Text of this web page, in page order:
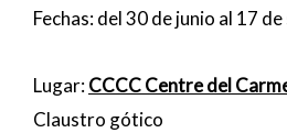
Fechas: del 30 de junio al 17
Lugar:CCCC Centre del
Claustro gótico